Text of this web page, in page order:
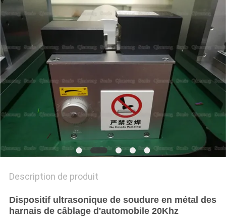
DEMANDEZ
UN DEVIS
PLAN
DU
SITE
POLITIQUE
CONFIDENTIALITÉ
Description de produit
Dispositif ultrasonique de soudure en métal des
harnais de câblage d'automobile 20Khz